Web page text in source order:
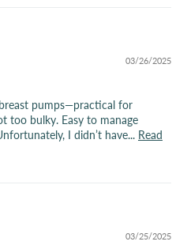
03/26/2025
pumps—practical for
too bulky. Easy to manage
I didn’t have... Read
03/25/2025